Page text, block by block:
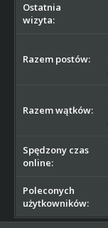
Ostatnia
wizyta:
Razem postów:
Razem wątków:
Spędzony czas
online:
Poleconych
użytkowników: